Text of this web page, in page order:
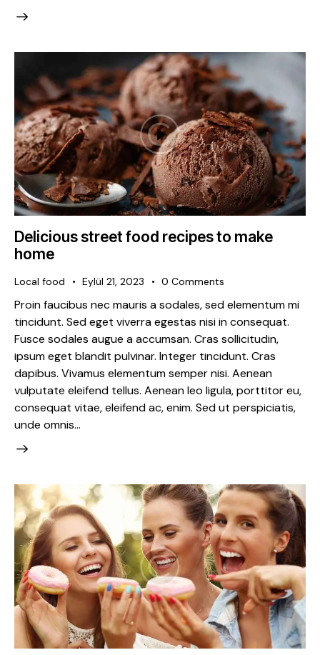
Delicious street food recipes to make
home
Local food Eylül 21, 2023 0 Comments
Proin faucibus nec mauris a sodales, sed elementum mi
tincidunt. Sed eget viverra egestas nisi in consequat.
Fusce sodales augue a accumsan. Cras sollicitudin,
ipsum eget blandit pulvinar. Integer tincidunt. Cras
dapibus. Vivamus elementum semper nisi. Aenean
vulputate eleifend tellus. Aenean leo ligula, porttitor eu,
consequat vitae, eleifend ac, enim. Sed ut perspiciatis,
unde omnis…